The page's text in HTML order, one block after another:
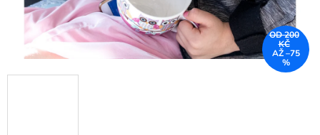
OD 200
KČ
AŽ –75
%